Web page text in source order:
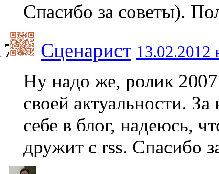
Спасибо за советы).
Сценарист 13.02.2012
Ну надо же, ролик
своей актуальности.
себе в блог, надеюсь,
дружит с rss. Спасибо